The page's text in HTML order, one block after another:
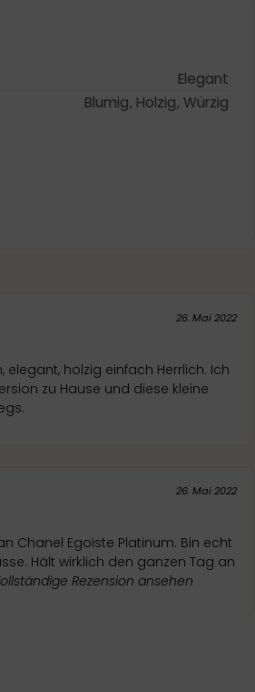
Elegant
Blumig, Holzig, Würzig
26. Mai 2022
holzig einfach Herrlich. Ich
zu Hause und diese kleine
26. Mai 2022
Chanel Egoiste Platinum. Bin echt
Hält wirklich den ganzen Tag an
Rezension ansehen